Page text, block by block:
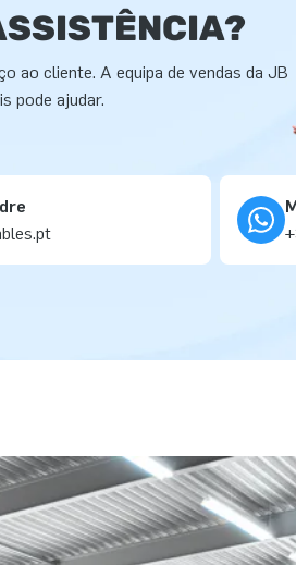
ao cliente. A equipa de vendas da JB
pode ajudar.